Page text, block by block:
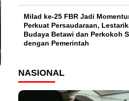
Milad ke-25 FBR Jadi
Perkuat Persaudaraan,
Budaya Betawi dan Perkokoh
dengan Pemerintah
NASIONAL